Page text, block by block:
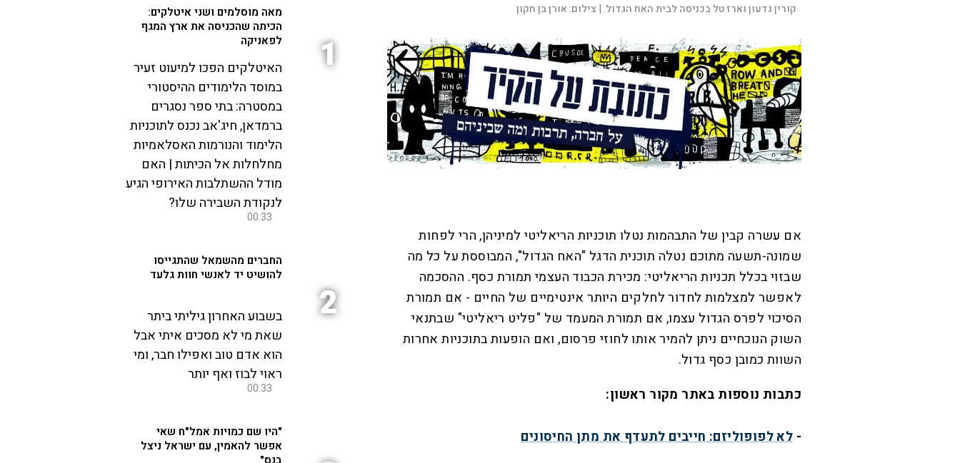
קורין גדעון וארז טל בכניסה לבית האח הגדול. | צילום:אורן בן חקון
אם עשרה קבין של התבהמות נטלו תוכניות הריאליטי למיניהן, הרי לפחות
שמונה-תשעה מתוכם נטלה תוכנית הדגל "האח הגדול", המבוססת על כל מה
שבזוי בכלל תכניות הריאליטי: מכירת הכבוד העצמי תמורת כסף. ההסכמה
לאפשר למצלמות לחדור לחלקים היותר אינטימיים של החיים - אם תמורת
הסיכוי לפרס הגדול עצמו, אם תמורת המעמד של "פליט ריאליטי" שבתנאי
השוק הנוכחיים ניתן להמיר אותו לחוזי פרסום, ואם הופעות בתוכניות אחרות
השוות כמובן כסף גדול.
כתבות נוספות באתר מקור ראשון:
- לא לפופוליזם: חייבים לתעדף את מתן החיסונים
1
מאה מוסלמים ושני איטלקים:
הכיתה שהכניסה את ארץ המגף
לפאניקה
האיטלקים הפכו למיעוט זעיר
במוסד הלימודים ההיסטורי
במסטרה: בתי ספר נסגרים
ברמדאן, חיג'אב נכנס לתוכניות
הלימוד והנורמות האסלאמיות
מחלחלות אל הכיתות | האם
מודל ההשתלבות האירופי הגיע
לנקודת השבירה שלו?
00:33
2
החברים מהשמאל שהתגייסו
להושיט יד לאנשי חוות גלעד
בשבוע האחרון גיליתי ביתר
שאת מי לא מסכים איתי אבל
הוא אדם טוב ואפילו חבר, ומי
ראוי לבוז ואף יותר
00:33
"היו שם כמויות אמל"ח שאי
אפשר להאמין, עם ישראל ניצל